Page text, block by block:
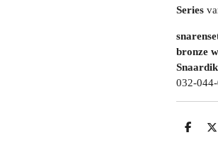
Series
bronze
032-
D
D